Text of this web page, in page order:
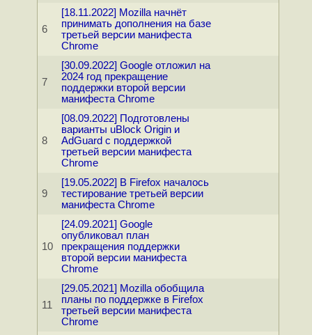
6
[18.11.2022] Mozilla начнёт
принимать дополнения на базе
третьей версии манифеста
Chrome
7
[30.09.2022] Google отложил на
2024 год прекращение
поддержки второй версии
манифеста Chrome
8
[08.09.2022] Подготовлены
варианты uBlock Origin и
AdGuard с поддержкой
третьей версии манифеста
Chrome
9
[19.05.2022] В Firefox началось
тестирование третьей версии
манифеста Chrome
10
[24.09.2021] Google
опубликовал план
прекращения поддержки
второй версии манифеста
Chrome
11
[29.05.2021] Mozilla обобщила
планы по поддержке в Firefox
третьей версии манифеста
Chrome